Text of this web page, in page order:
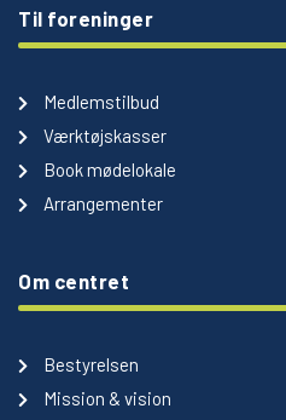
Til foreninger
Medlemstilbud
Værktøjskasser
Book mødelokale
Arrangementer
Om centret
Bestyrelsen
Mission & vision